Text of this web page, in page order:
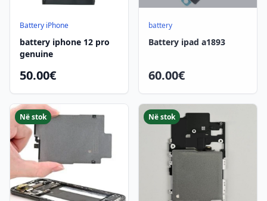
Battery iPhone
battery iphone 12 pro
genuine
50.00€
battery
Battery ipad a1893
60.00€
Në stok Në stok